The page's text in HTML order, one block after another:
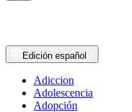
Edición español
Adiccion
Adolescencia
Adopción